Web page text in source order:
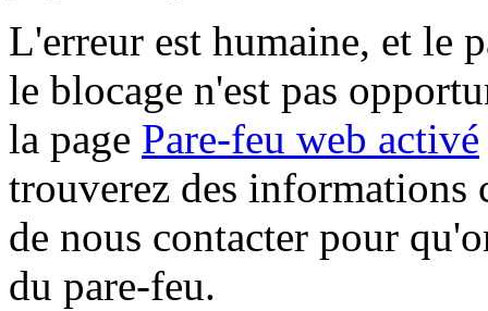
L'erreur est humaine, et le
le blocage n'est pas
la page Pare-feu web activé
trouverez des informations
de nous contacter pour
du pare-feu.